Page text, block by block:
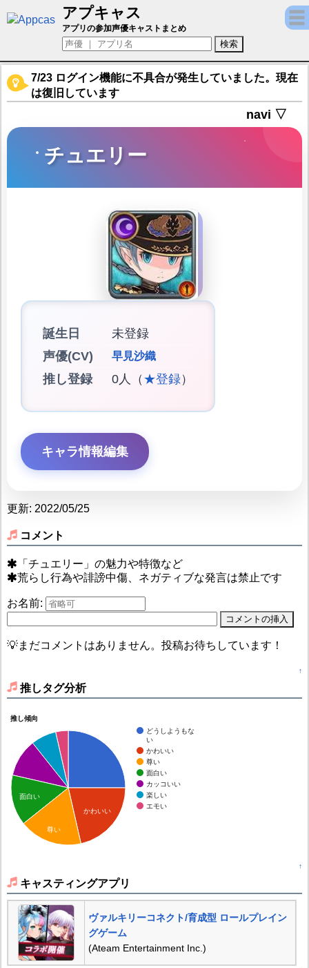
アプキャス
チュエリー（声優：早見沙織)【ヴァルキリ
アプリの参加声優キャストまとめ
7/23 ログイン機能に不具合が発生していました。現在
は復旧しています
navi ▽
チュエリー
誕生日
未登録
声優(CV)
早見沙織
推し登録 0人（ ★登録）
キャラ情報編集
更新: 2022/05/25
コメント
「チュエリー」の魅力や特徴など
荒らし行為や誹謗中傷、ネガティブな発言は禁止です
お名前:
💡まだコメントはありません。投稿お待ちしています！
↑
推しタグ分析
推し傾向
どうしようもな
い
かわいい
尊い
面白い
カッコいい
楽しい
エモい
かわいい
面白い
尊い
↑
キャスティングアプリ
ヴァルキリーコネクト/育成型 ロールプレイン
グゲーム
(Ateam Entertainment Inc.)